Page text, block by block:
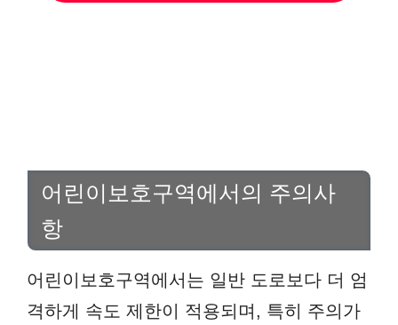
어린이보호구역에서의 주의사
항
어린이보호구역에서는 일반 도로보다 더 엄
격하게 속도 제한이 적용되며, 특히 주의가